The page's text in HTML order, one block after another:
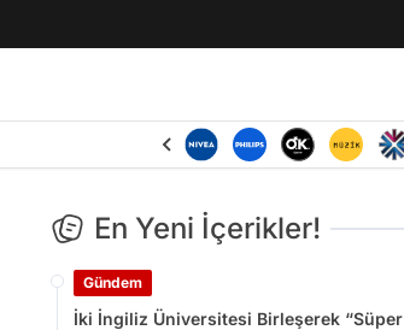
En Yeni İçerikler!
Gündem
İki İngiliz Üniversitesi Birleşerek “Süper